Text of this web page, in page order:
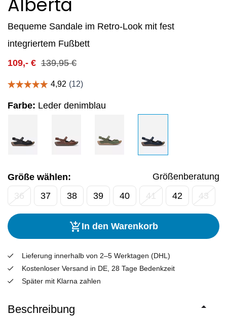
Alberta
Bequeme Sandale im Retro-Look mit fest
integriertem Fußbett
139,95€
109,- €
Farbe: Leder denimblau
Größe wählen:
Größenberatung
36
37 38 39 40 41 42 43
In den Warenkorb
Lieferung innerhalb von 2–5 Werktagen (DHL)
Kostenloser Versand in DE, 28 Tage Bedenkzeit
Später mit Klarna zahlen
Beschreibung